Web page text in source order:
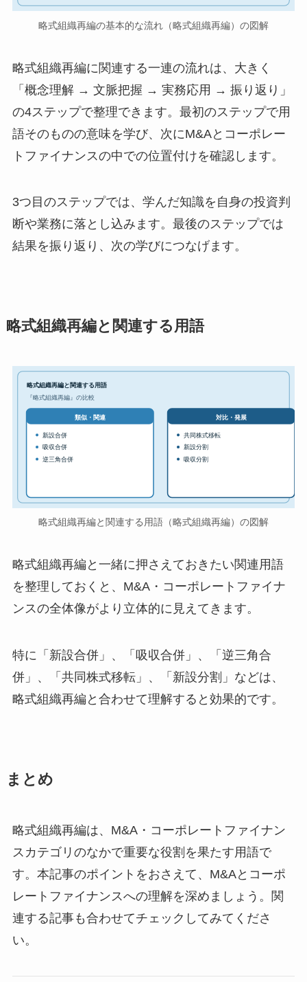
略式組織再編の基本的な流れ（略式組織再編）の図解
略式組織再編に関連する一連の流れは、大きく
「概念理解 → 文脈把握 → 実務応用 → 振り返り」
の4ステップで整理できます。最初のステップで用
語そのものの意味を学び、次にM&Aとコーポレー
トファイナンスの中での位置付けを確認します。
3つ目のステップでは、学んだ知識を自身の投資判
断や業務に落とし込みます。最後のステップでは
結果を振り返り、次の学びにつなげます。
略式組織再編と関連する用語
略式組織再編と関連する用語
『略式組織再編』の比較
類似・関連
新設合併
吸収合併
逆三角合併
対比・発展
共同株式移転
新設分割
吸収分割
略式組織再編と関連する用語（略式組織再編）の図解
略式組織再編と一緒に押さえておきたい関連用語
を整理しておくと、M&A・コーポレートファイナ
ンスの全体像がより立体的に見えてきます。
特に「新設合併」、「吸収合併」、「逆三角合
併」、「共同株式移転」、「新設分割」などは、
略式組織再編と合わせて理解すると効果的です。
まとめ
略式組織再編は、M&A・コーポレートファイナン
スカテゴリのなかで重要な役割を果たす用語で
す。本記事のポイントをおさえて、M&Aとコーポ
レートファイナンスへの理解を深めましょう。関
連する記事も合わせてチェックしてみてくださ
い。